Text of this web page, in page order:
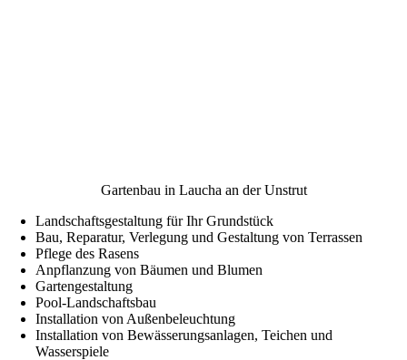
Gartenbau in Laucha an der Unstrut
Landschaftsgestaltung für Ihr Grundstück
Bau, Reparatur, Verlegung und Gestaltung von Terrassen
Pflege des Rasens
Anpflanzung von Bäumen und Blumen
Gartengestaltung
Pool-Landschaftsbau
Installation von Außenbeleuchtung
Installation von Bewässerungsanlagen, Teichen und
Wasserspiele